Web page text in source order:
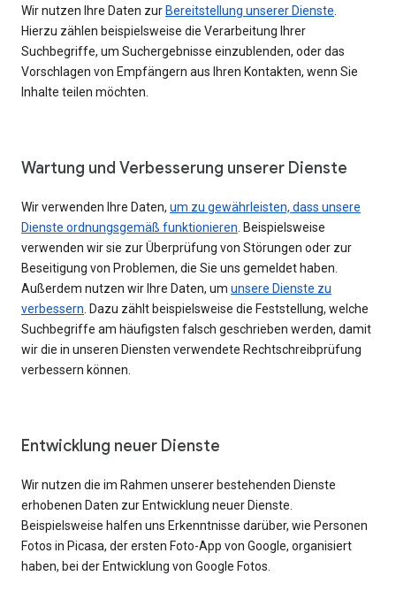
Wir nutzen Ihre Daten zur Bereitstellung unserer Dienste
Hierzu zählen beispielsweise die Verarbeitung Ihrer
Suchbegriffe, um Suchergebnisse einzublenden, oder das
Vorschlagen von Empfängern aus Ihren Kontakten, wenn Sie
Inhalte teilen möchten.
Wartung und Verbesserung unserer Dienste
Wir verwenden Ihre Daten, um zu gewährleisten, dass unsere
Dienste ordnungsgemäß funktionieren . Beispielsweise
verwenden wir sie zur Überprüfung von Störungen oder zur
Beseitigung von Problemen, die Sie uns gemeldet haben.
Außerdem nutzen wir Ihre Daten, um unsere Dienste zu
verbessern . Dazu zählt beispielsweise die Feststellung, welche
Suchbegriffe am häufigsten falsch geschrieben werden, damit
wir die in unseren Diensten verwendete Rechtschreibprüfung
verbessern können.
Entwicklung neuer Dienste
Wir nutzen die im Rahmen unserer bestehenden Dienste
erhobenen Daten zur Entwicklung neuer Dienste.
Beispielsweise halfen uns Erkenntnisse darüber, wie Personen
Fotos in Picasa, der ersten Foto-App von Google, organisiert
haben, bei der Entwicklung von Google Fotos.